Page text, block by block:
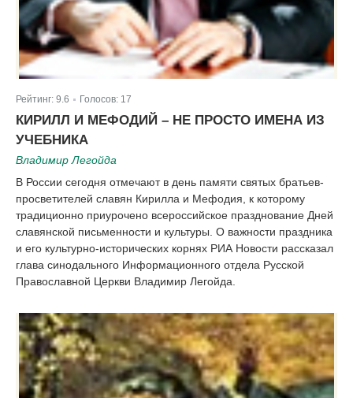
Рейтинг: 9.6 Голосов: 17
КИРИЛЛ И МЕФОДИЙ – НЕ ПРОСТО ИМЕНА ИЗ
УЧЕБНИКА
Владимир Легойда
В России сегодня отмечают в день памяти святых братьев-
просветителей славян Кирилла и Мефодия, к которому
традиционно приурочено всероссийское празднование Дней
славянской письменности и культуры. О важности праздника
и его культурно-исторических корнях РИА Новости рассказал
глава синодального Информационного отдела Русской
Православной Церкви Владимир Легойда.